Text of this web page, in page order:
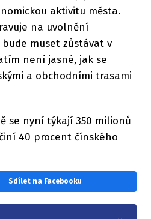
aktivitu města.
na uvolnění
muset zůstávat v
není jasné, jak se
a obchodními trasami
se nyní týkají 350 milionů
40 procent čínského
Sdílet na Facebooku